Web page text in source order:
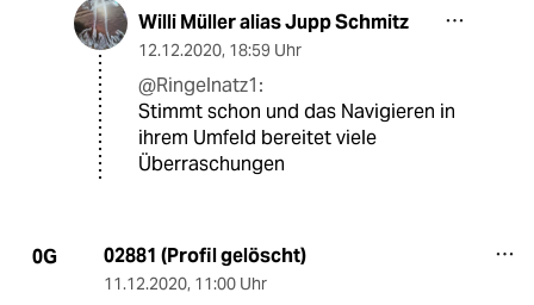
Willi Müller alias Jupp Schmitz
12.12.2020, 18:59 Uhr
@Ringelnatz1:
Stimmt schon und das Navigieren in
ihrem Umfeld bereitet viele
Überraschungen
0G 02881 (Profil gelöscht)
11.12.2020, 11:00 Uhr